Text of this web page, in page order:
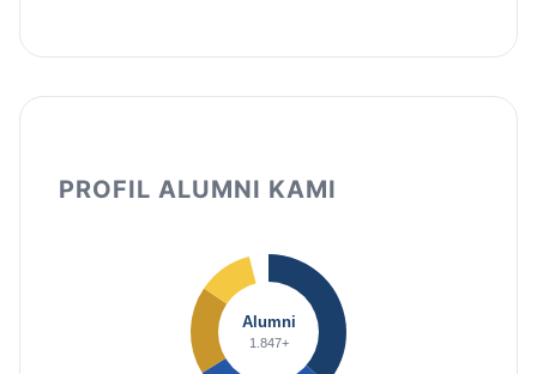
PROFIL ALUMNI KAMI